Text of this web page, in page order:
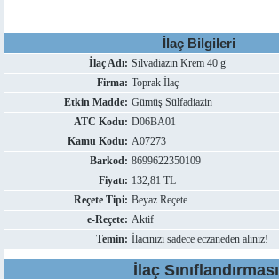
İlaç Bilgileri
İlaç Adı: Silvadiazin Krem 40 g
Firma: Toprak İlaç
Etkin Madde: Gümüş Sülfadiazin
ATC Kodu: D06BA01
Kamu Kodu: A07273
Barkod: 8699622350109
Fiyatı: 132,81 TL
Reçete Tipi: Beyaz Reçete
e-Reçete: Aktif
Temin: İlacınızı sadece eczaneden alınız!
İlaç Sınıflandırması